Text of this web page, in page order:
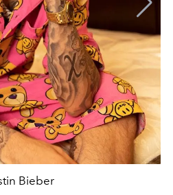
Bieber